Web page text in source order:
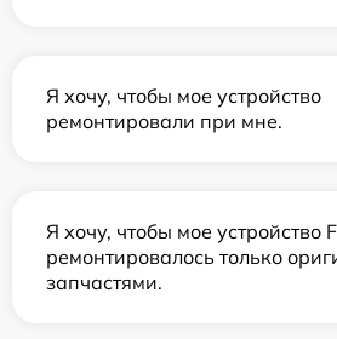
Я хочу, чтобы мое устройство
ремонтировали при мне.
Я хочу, чтобы мое устройство
ремонтировалось только
запчастями.